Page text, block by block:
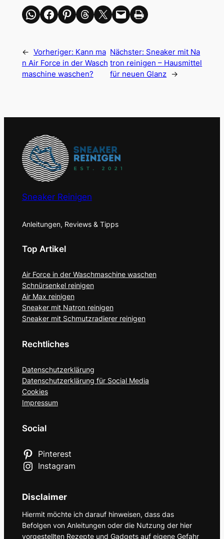
Share on WhatsApp Share on Facebook Share on Pinterest Share on Threads Share on X Email this Page Print this Page
← Vorheriger: Kann ma
n Air Force in der Wasch
maschine waschen?
Nächster: Sneaker mit Na
tron reinigen – Hausmittel
für neuen Glanz →
Sneaker Reinigen
Anleitungen, Reviews & Tipps
Top Artikel
Air Force in der Waschmaschine waschen
Schnürsenkel reinigen
Air Max reinigen
Sneaker mit Natron reinigen
Sneaker mit Schmutzradierer reinigen
Rechtliches
Datenschutzerklärung
Datenschutzerklärung für Social Media
Cookies
Impressum
Social
Pinterest
Instagram
Disclaimer
Hiermit möchte ich darauf hinweisen, dass das
Befolgen von Anleitungen oder die Nutzung der hier
vorgestellten Rezepte und Gadgets auf eigene Gefahr